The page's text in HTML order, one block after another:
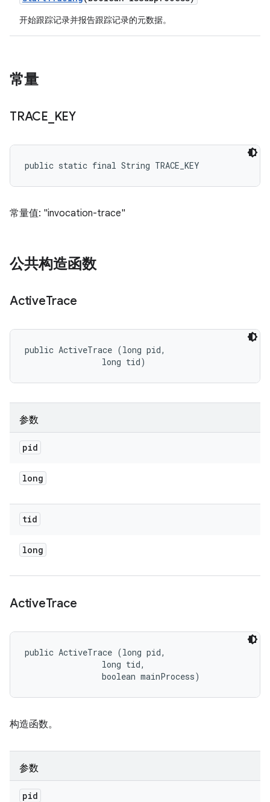
开始跟踪记录并报告跟踪记录的元数据。
常量
TRACE KEY
public static final String TRACE_KEY
常量值: "invocation-trace"
公共构造函数
ActiveTrace
public ActiveTrace (long pid,
                long tid)
参数
pid
long
tid
long
ActiveTrace
public ActiveTrace (long pid,
                long tid,
                boolean mainProcess)
构造函数。
参数
pid